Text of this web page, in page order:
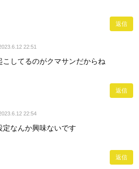
返信
22:51
こしてるのがクマサンだからね
返信
22:54
なんか興味ないです
返信